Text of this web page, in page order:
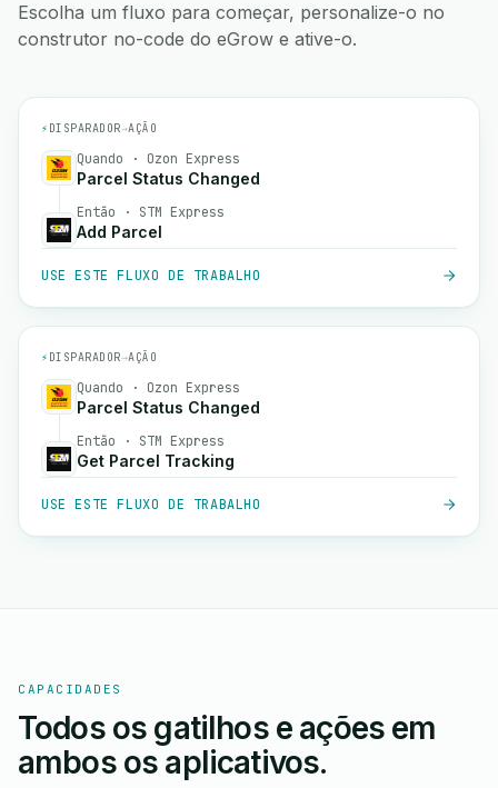
Escolha um fluxo para começar, personalize-o no
construtor no-code do eGrow e ative-o.
⚡ DISPARADOR→AÇÃO
Quando · Ozon Express
Parcel Status Changed
Então · STM Express
Add Parcel
USE ESTE FLUXO DE TRABALHO
⚡ DISPARADOR→AÇÃO
Quando · Ozon Express
Parcel Status Changed
Então · STM Express
Get Parcel Tracking
USE ESTE FLUXO DE TRABALHO
CAPACIDADES
Todos os gatilhos e ações em
ambos os aplicativos.